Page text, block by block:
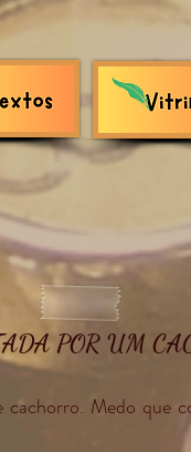
POR UM
Medo que